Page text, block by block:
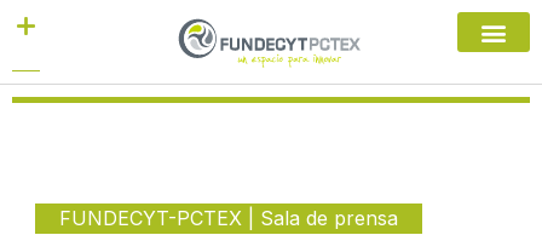
FUNDECYT-PCTEX Sala de prensa